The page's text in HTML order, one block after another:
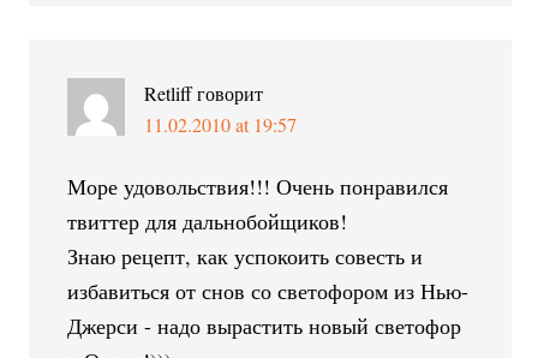
Retliffговорит
11.02.2010 at 19:57
Море удовольствия!!! Очень понравился
твиттер для дальнобойщиков!
Знаю рецепт, как успокоить совесть и
избавиться от снов со светофором из Нью-
Джерси - надо вырастить новый светофор